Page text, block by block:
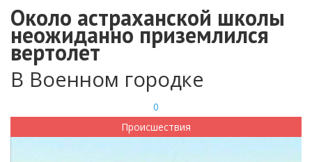
Около астраханской школы
неожиданно приземлился
вертолет
В Военном городке
0
Происшествия